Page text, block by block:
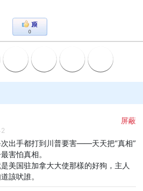
0
屏蔽
出手都打到川普要害——天天把“真相”
害怕真相。
美国驻加拿大大使那樣的好狗，主人
該吠誰。